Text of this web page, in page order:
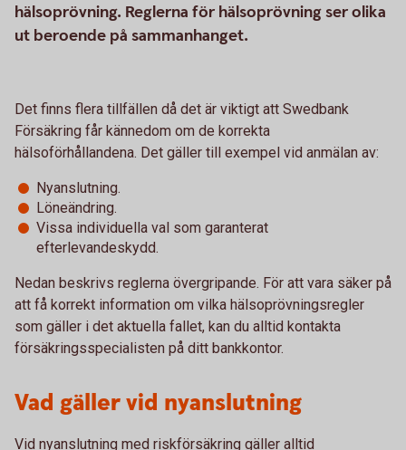
hälsoprövning. Reglerna för hälsoprövning ser olika
ut beroende på sammanhanget.
Det finns flera tillfällen då det är viktigt att Swedbank
Försäkring får kännedom om de korrekta
hälsoförhållandena. Det gäller till exempel vid anmälan av:
Nyanslutning.
Löneändring.
Vissa individuella val som garanterat
efterlevandeskydd.
Nedan beskrivs reglerna övergripande. För att vara säker på
att få korrekt information om vilka hälsoprövningsregler
som gäller i det aktuella fallet, kan du alltid kontakta
försäkringsspecialisten på ditt bankkontor.
Vad gäller vid nyanslutning
Vid nyanslutning med riskförsäkring gäller alltid